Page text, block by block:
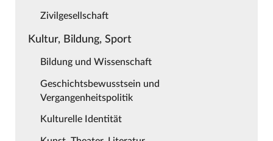
Zivilgesellschaft
Kultur, Bildung, Sport
Bildung und Wissenschaft
Geschichtsbewusstsein und
Vergangenheitspolitik
Kulturelle Identität